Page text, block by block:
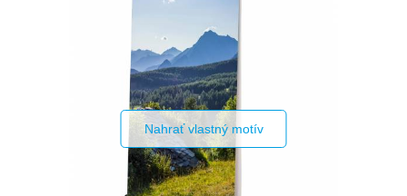
Nahrať vlastný motív